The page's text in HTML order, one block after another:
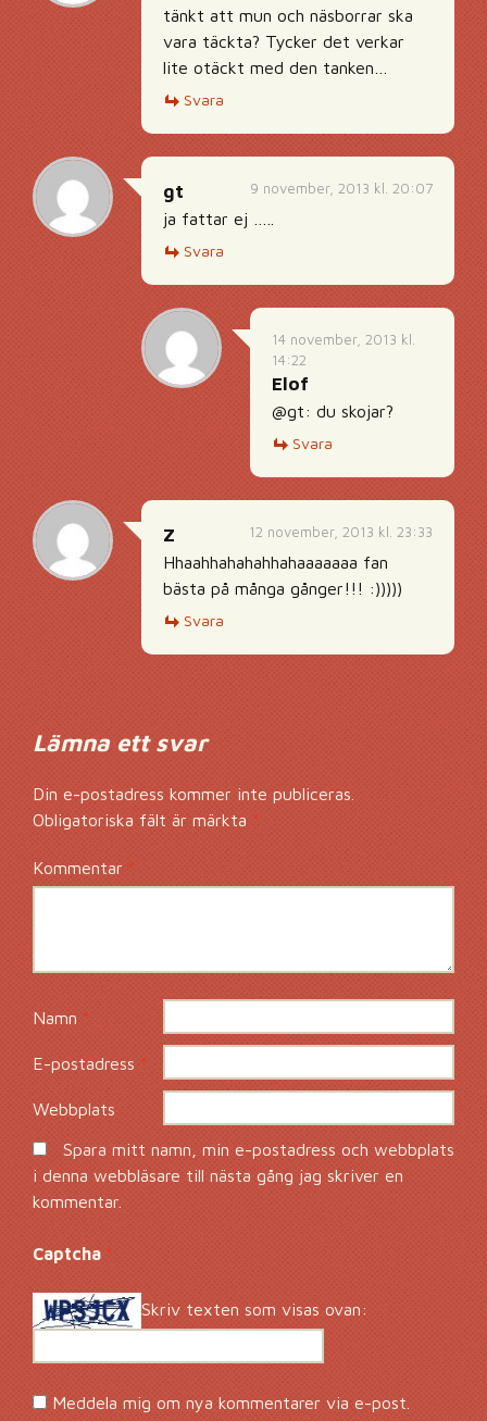
tänkt att mun och näsborrar ska
vara täckta? Tycker det verkar
lite otäckt med den tanken…
Svara
9 november, 2013 kl. 20:07
gt
ja fattar ej …..
Svara
14 november, 2013 kl.
14:22
Elof
@gt: du skojar?
Svara
12 november, 2013 kl. 23:33
Z
Hhaahhahahahhahaaaaaaa fan
bästa på många gånger!!! :)))))
Svara
Lämna ett svar
Din e-postadress kommer inte publiceras.
Obligatoriska fält är märkta *
Kommentar*
Namn*
E-postadress*
Webbplats
Spara mitt namn, min e-postadress och webbplats
i denna webbläsare till nästa gång jag skriver en
kommentar.
Captcha *
Skriv texten som visas ovan:
Meddela mig om nya kommentarer via e-post.